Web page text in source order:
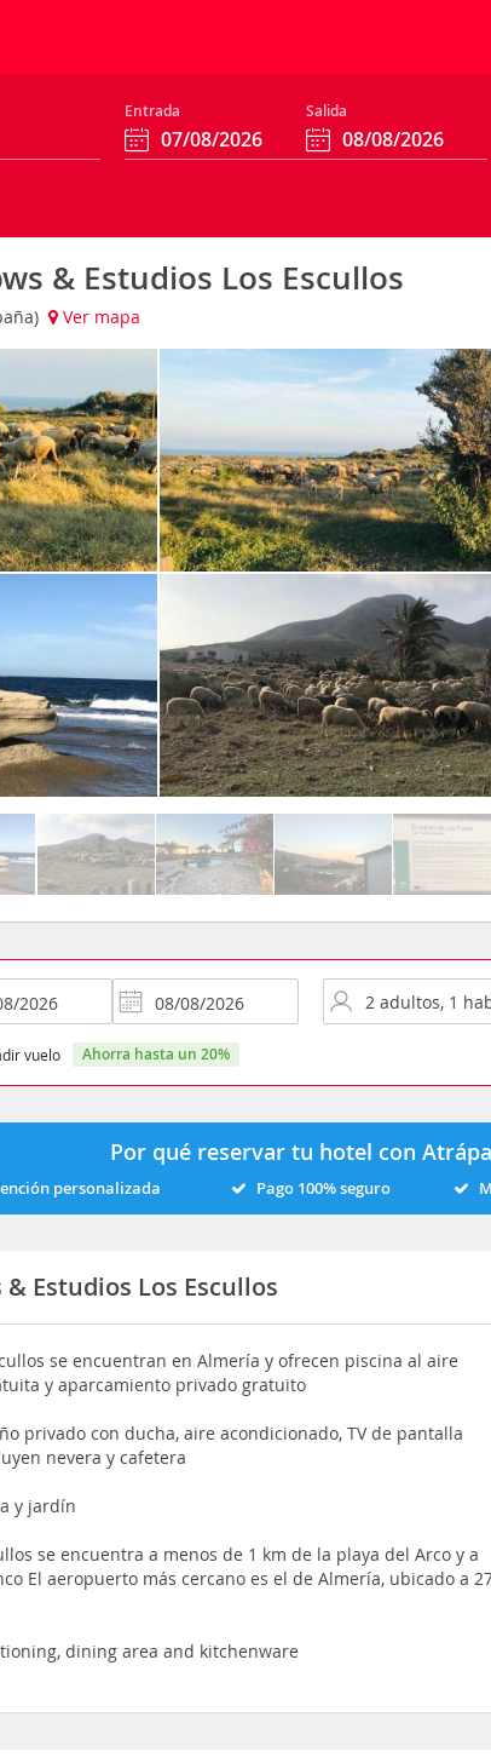
Entrada Salida
& Estudios Los Escullos
Ver mapa
vuelo ahorra hasta un 20%
Por qué reservar tu hotel con
personalizada Pago 100% seguro
Estudios Los Escullos
se encuentran en Almería y ofrecen piscina al aire
y aparcamiento privado gratuito
privado con ducha, aire acondicionado, TV de pantalla
nevera y cafetera
y jardín
se encuentra a menos de 1 km de la playa del Arco y a
El aeropuerto más cercano es el de Almería, ubicado a
dining area and kitchenware